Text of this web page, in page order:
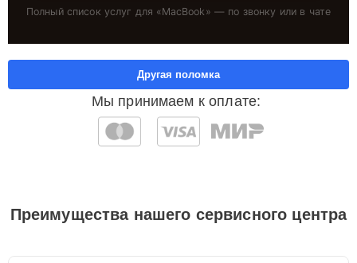
Полный список услуг для «MacBook » — по звонку или в чате
Мы принимаем к оплате:
Другая поломка
Преимущества нашего сервисного центра